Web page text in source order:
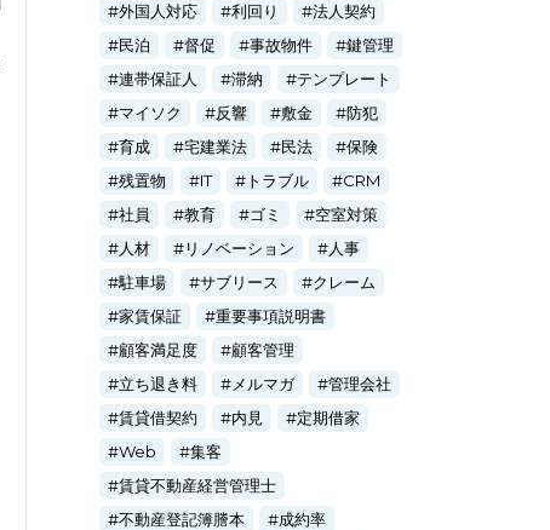
外国人対応
利回り
法人契約
民泊
督促 事故物件
鍵管理
連帯保証人
滞納
テンプレート
マイソク
反響 敷金
防犯
育成
宅建業法 民法
保険
残置物
IT トラブル
CRM
社員
教育 ゴミ
空室対策
人材
リノベーション
人事
駐車場
サブリース
クレーム
家賃保証
重要事項説明書
顧客満足度
顧客管理
立ち退き料
メルマガ
管理会社
賃貸借契約
内見
定期借家
Web
集客
賃貸不動産経営管理士
不動産登記簿謄本
成約率